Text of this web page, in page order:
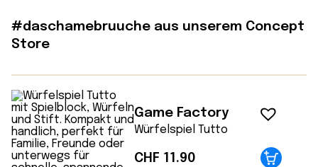
#daschamebruuche aus unserem Concept
Store
Game Factory
Würfelspiel Tutto
CHF 11.90